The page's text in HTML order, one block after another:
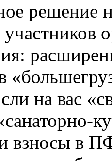
решение
участников
на вас
взносы в